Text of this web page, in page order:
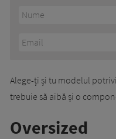
Alege-ți și tu modelul
trebuie să aibă și o
Oversized